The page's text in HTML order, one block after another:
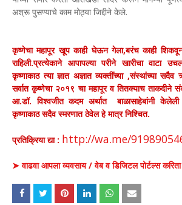
अश्रू पुसण्याचे काम मोठ्या जिद्दीने केले.
कृष्णेचा महापूर खूप काही घेऊन गेला,बरंच काही
राहिली.प्रत्येकाने आपापल्या परीने खारीचा वाटा
कृष्णाकाठ त्या ज्ञात अज्ञात व्यक्तींच्या ,संस्थांच्या
सर्वात कृष्णेचा २०१९ चा महापूर व तितक्याच ताकदीने
आ.डॉ. विश्वजीत कदम अर्थात बाळासाहेबांनी
कृष्णाकाठ सदैव स्मरणात ठेवेल हे मात्र निश्चित.
प्रतिक्रिया द्या : http://wa.me/
➤ वाढवा आपला व्यवसाय / वेब व डिजिटल पोर्टल्स